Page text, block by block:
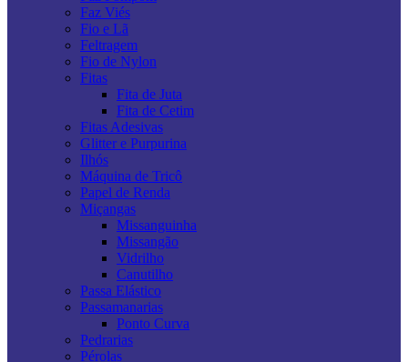
Faz Viés
Fio e Lã
Feltragem
Fio de Nylon
Fitas
Fita de Juta
Fita de Cetim
Fitas Adesivas
Glitter e Purpurina
Ilhós
Máquina de Tricô
Papel de Renda
Miçangas
Missanguinha
Missangão
Vidrilho
Canutilho
Passa Elástico
Passamanarias
Ponto Curva
Pedrarias
Pérolas